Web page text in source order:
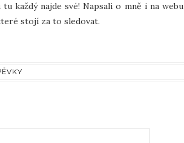
každý najde své! Napsali o mně i na webu
stojí za to sledovat.